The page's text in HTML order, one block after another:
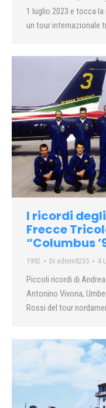
1 luglio 2023 e tocca
un tour internazionale
I ricordi
Frecce
“Columbus
1992 Di admin8235 4
Piccoli ricordi di
Antonino Vivona,
Rossi del tour